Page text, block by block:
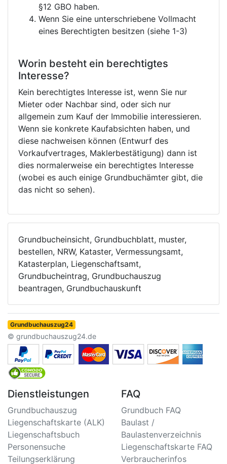
§12 GBO haben.
Wenn Sie eine unterschriebene Vollmacht
eines Berechtigten besitzen (siehe 1-3)
Worin besteht ein berechtigtes
Interesse?
Kein berechtigtes Interesse ist, wenn Sie nur
Mieter oder Nachbar sind, oder sich nur
allgemein zum Kauf der Immobilie interessieren.
Wenn sie konkrete Kaufabsichten haben, und
diese nachweisen können (Entwurf des
Vorkaufvertrages, Maklerbestätigung) dann ist
dies normalerweise ein berechtigtes Interesse
(wobei es auch einige Grundbuchämter gibt, die
das nicht so sehen).
Grundbucheinsicht, Grundbuchblatt, muster,
bestellen, NRW, Kataster, Vermessungsamt,
Katasterplan, Liegenschaftsamt,
Grundbucheintrag, Grundbuchauszug
beantragen, Grundbuchauskunft
Grundbuchauszug24
© grundbuchauszug24.de
Dienstleistungen
Grundbuchauszug
Liegenschaftskarte (ALK)
Liegenschaftsbuch
Personensuche
Teilungserklärung
FAQ
Grundbuch FAQ
Baulast /
Baulastenverzeichnis
Liegenschaftskarte FAQ
Verbraucherinfos